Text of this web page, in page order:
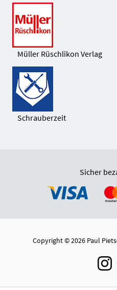
Müller Rüschlikon Verlag
Schrauberzeit
Sicher
Copyright © 2026 Paul